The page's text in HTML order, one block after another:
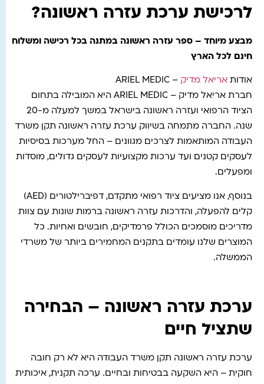
לרכישת ערכת עזרה ראשונה?
מבצע מיוחד – ספר עזרה ראשונה במתנה בכל רכישה ומשלוח
חינם לכל הארץ
אודות אריאל מדיק – ARIEL MEDIC
חברת אריאל מדיק – ARIEL MEDIC היא המובילה בתחום
הציוד הרפואי ועזרה ראשונה בישראל במשך למעלה מ-20
שנה. החברה מתמחה בשיווק ערכת עזרה ראשונה תקן משרד
העבודה המותאמות לצרכים מגוונים – החל מערכות בסיסיות
לעסקים קטנים ועד ערכות מקצועיות לעסקים גדולים, מוסדות
ומפעלים.
בנוסף, אנו מציעים ציוד רפואי מתקדם, דפיברילטורים (AED)
קלים להפעלה, והדרכות עזרה ראשונה ברמות שונות עם צוות
מדריכים מוסמכים הכולל פרמדיקים, חובשים ואחיות. כל
המוצרים שלנו עומדים בתקנים המחמירים ביותר של משרדי
הממשלה.
ערכת עזרה ראשונה – הבחירה
שתציל חיים
ערכת עזרה ראשונה תקן משרד העבודה היא לא רק חובה
חוקית – היא השקעה בבטיחות ובחיים. ערכה תקנית, איכותית